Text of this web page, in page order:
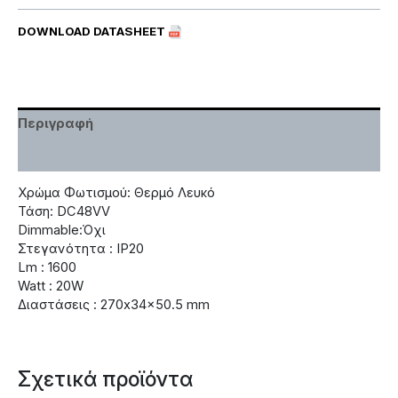
DOWNLOAD DATASHEET
Περιγραφή
Χρώμα Φωτισμού: Θερμό Λευκό
Τάση: DC48VV
Dimmable:Όχι
Στεγανότητα : IP20
Lm : 1600
Watt : 20W
Διαστάσεις : 270x34x50.5 mm
Σχετικά προϊόντα